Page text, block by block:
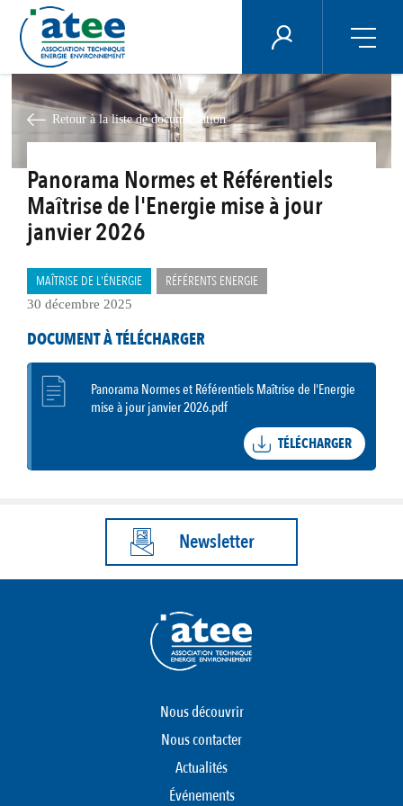
au
contenu
principal
ÉNERGIE PLUS
Retour à la liste de documentation
Panorama Normes et Référentiels
Maîtrise de l'Energie mise à jour
janvier 2026
MAÎTRISE DE L'ÉNERGIE RÉFÉRENTS ENERGIE
30 décembre 2025
DOCUMENT À TÉLÉCHARGER
Panorama Normes et Référentiels Maîtrise de l'Energie
mise à jour janvier 2026.pdf
TÉLÉCHARGER
Newsletter
Nous découvrir
Nous contacter
Actualités
Événements
Panneau de gestion des cookies